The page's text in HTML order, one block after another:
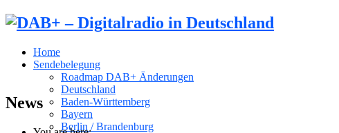
Home
Sendebelegung
Roadmap DAB+ Änderungen
Deutschland
Baden-Württemberg
Bayern
Berlin / Brandenburg
News